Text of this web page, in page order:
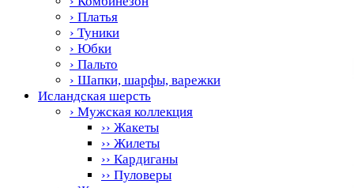
› Платья
› Туники
› Юбки
› Пальто
› Шапки, шарфы, варежки
Исландская шерсть
› Мужская коллекция
›› Жакеты
›› Жилеты
›› Кардиганы
›› Пуловеры